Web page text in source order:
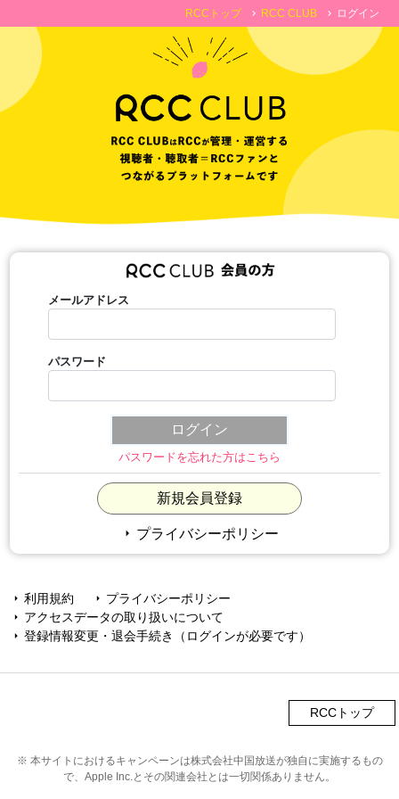
RCCトップ chevron_right RCC CLUB chevron_right ログイン
メールアドレス
パスワード
パスワードを忘れた方はこちら
新規会員登録
arrow_right プライバシーポリシー
arrow_right 利用規約 arrow_right プライバシーポリシー
arrow_right アクセスデータの取り扱いについて
arrow_right 登録情報変更・退会手続き（ログインが必要です）
RCCトップ
※ 本サイトにおけるキャンペーンは株式会社中国放送が独自に実施するもの
で、Apple Inc.とその関連会社とは一切関係ありません。